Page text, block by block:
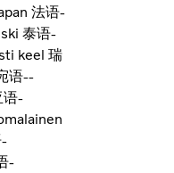
法语-
泰语-
keel 瑞
语--
语-
-